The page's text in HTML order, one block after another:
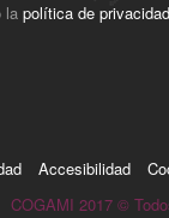
la política de privacidad
Accesibilidad
COGAMI 2017 ©